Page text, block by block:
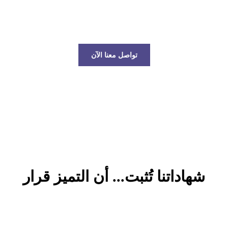
تواصل معنا الآن
شهاداتنا تُثبت... أن التميز قرار